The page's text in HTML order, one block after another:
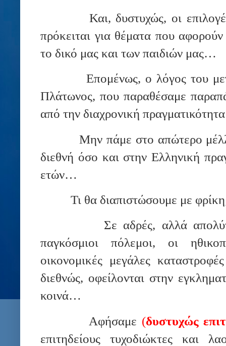
Και, δυστυχώς, οι
πρόκειται για θέματα που
το δικό μας και των παιδιών μας…
Επομένως, ο λόγος του
Πλάτωνος, που παραθέσαμε
από την διαχρονική
Μην πάμε στο απώτερο
διεθνή όσο και στην Ελληνική
ετών…
Τι θα διαπιστώσουμε με
Σε αδρές, αλλά
παγκόσμιοι πόλεμοι, οι
οικονομικές μεγάλες
διεθνώς, οφείλονται στην
κοινά…
Αφήσαμε (δυστυχώς
επιτηδείους τυχοδιώκτες και